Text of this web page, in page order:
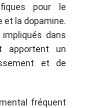
pour le
et la dopamine.
dans
apportent un
et de
fréquent